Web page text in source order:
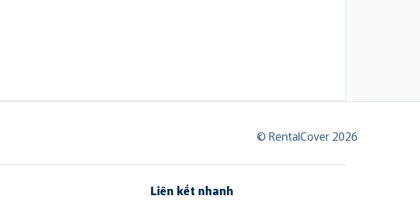
© RentalCover 2026
Liên kết nhanh